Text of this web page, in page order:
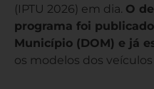
(IPTU 2026) em dia. O
programa foi
Município (DOM) e já
os modelos dos